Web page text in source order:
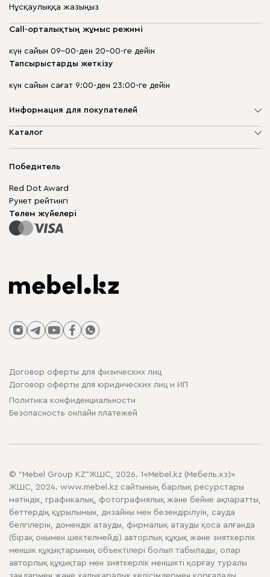
Нұсқаулыққа жазыңыз
Call-орталықтың жұмыс режимі
күн сайын 09-00-ден 20-00-ге дейін
Тапсырыстарды жеткізу
күн сайын сағат 9:00-ден 23:00-ге дейін
Информация для покупателей
Компания туралы
Кепілдік
Бизнес үшін
Сайт картасы
Каталог
Шкаф жиһазы
Модульдік жиһаз
Үстелдер мен орындықтар
Победитель
Red Dot Award
Рунет рейтингі
Төлем жүйелері
Договор оферты для физических лиц
Договор оферты для юридических лиц и ИП
Политика конфиденциальности
Безопасность онлайн платежей
© "Mebel Group KZ"ЖШС, 2026. 1«Mebel.kz (Мебель.кз)»
ЖШС, 2024. www.mebel.kz сайтының барлық ресурстары
мәтіндік, графикалық, фотографиялық және бейне ақпаратты,
беттердің құрылымын, дизайны мен безендірілуін, сауда
белгілерін, домендік атауды, фирмалық атауды қоса алғанда
(бірақ онымен шектелмейді) авторлық құқық және зияткерлік
меншік құқықтарының объектілері болып табылады, олар
авторлық құқықтар мен зияткерлік меншікті қорғау туралы